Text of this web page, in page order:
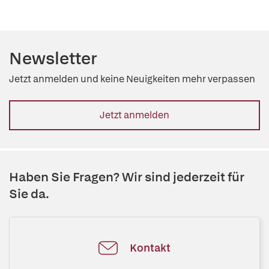
Newsletter
Jetzt anmelden und keine Neuigkeiten mehr verpassen
Jetzt anmelden
Haben Sie Fragen? Wir sind jederzeit für
Sie da.
Kontakt